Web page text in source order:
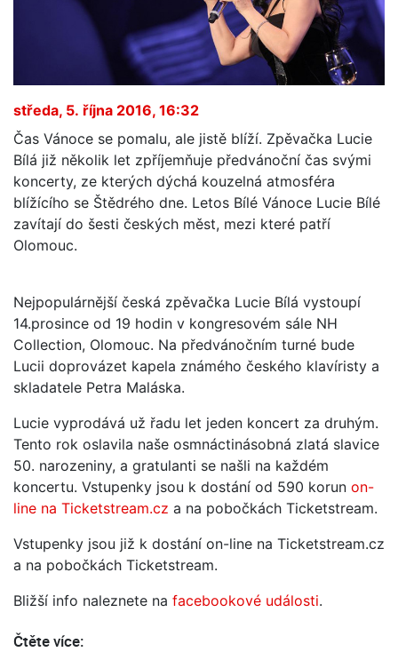
středa, 5. října 2016, 16:32
Čas Vánoce se pomalu, ale jistě blíží. Zpěvačka Lucie
Bílá již několik let zpříjemňuje předvánoční čas svými
koncerty, ze kterých dýchá kouzelná atmosféra
blížícího se Štědrého dne. Letos Bílé Vánoce Lucie Bílé
zavítají do šesti českých měst, mezi které patří
Olomouc.
Nejpopulárnější česká zpěvačka Lucie Bílá vystoupí
14.prosince od 19 hodin v kongresovém sále NH
Collection, Olomouc. Na předvánočním turné bude
Lucii doprovázet kapela známého českého klavíristy a
skladatele Petra Maláska.
Lucie vyprodává už řadu let jeden koncert za druhým.
Tento rok oslavila naše osmnáctinásobná zlatá slavice
50. narozeniny, a gratulanti se našli na každém
koncertu. Vstupenky jsou k dostání od 590 korun on-
line na Ticketstream.cz a na pobočkách Ticketstream.
Vstupenky jsou již k dostání on-line na Ticketstream.cz
a na pobočkách Ticketstream.
Bližší info naleznete na facebookové události.
Čtěte více: